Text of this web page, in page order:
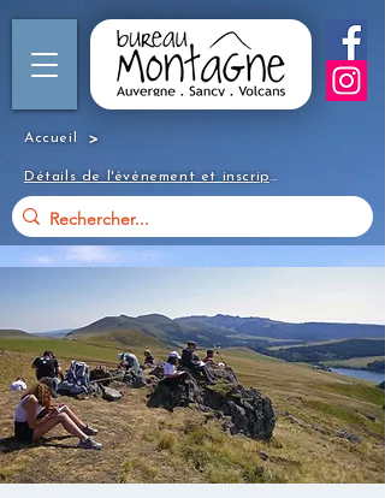
Accueil >
Détails de l'événement et inscription